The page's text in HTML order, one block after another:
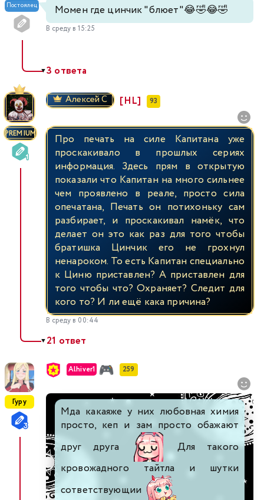
Постоялец Момен где цинчик "блюет"😂🤣😂🤣
В среду в 15:25
▼3 ответа
PREMIUM
Алексей С [HL] 93
Про печать на силе Капитана уже
проскакивало в прошлых сериях
информация. Здесь прям в открытую
показали что Капитан на много сильнее
чем проявлено в реале, просто сила
опечатана, Печать он потихоньку сам
разбирает, и проскакивал намёк, что
делает он это как раз для того чтобы
братишка Цинчик его не грохнул
ненароком. То есть Капитан специально
к Циню приставлен? А приставлен для
того чтобы что? Охраняет? Следит для
кого то? И ли ещё кака причина?
В среду в 00:44
▼21 ответ
Гуру
Alhiver1 259
Мда какаяже у них любовная химия
просто, кеп и зам просто обажают
друг друга
Для такого
кровожадного тайтла и шутки
сответствующии